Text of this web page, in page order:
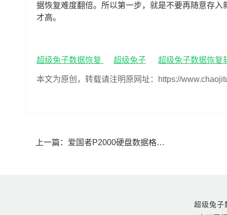
据恢复难度翻倍。所以第一步，就是不要再随意存
才高。
超级兔子数据恢复 超级兔子 超级兔子数据恢复
本文为原创，转载请注明原网址：https://
上一篇： 爱国者P2000‌硬盘数据格式化如何恢复(爱国者P2000‌硬盘格式化怎么恢复)
超级兔